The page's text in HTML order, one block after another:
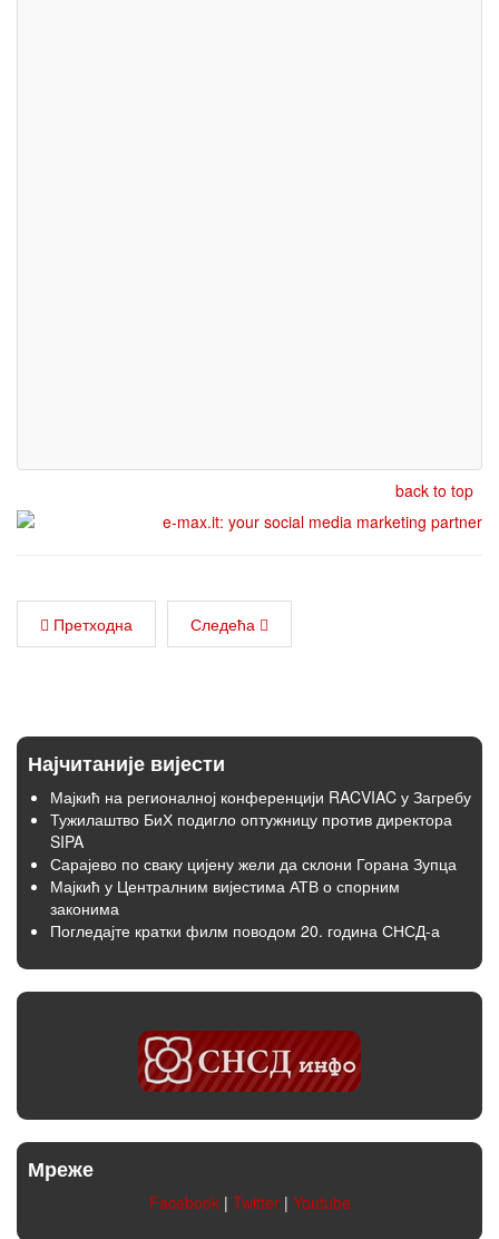
back to top
Претходна Следећа
Најчитаније вијести
Мајкић на регионалној конференцији RACVIAC у Загребу
Тужилаштво БиХ подигло оптужницу против директора
SIPA
Сарајево по сваку цијену жели да склони Горана Зупца
Мајкић у Централним вијестима АТВ о спорним
законима
Погледајте кратки филм поводом 20. година СНСД-а
Мреже
Facebook| Twitter| Youtube